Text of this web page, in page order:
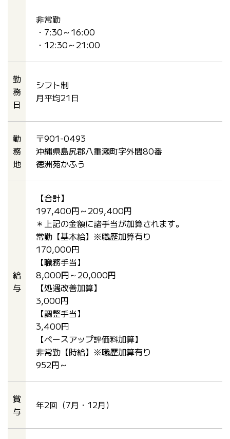
非常勤
・7:30～16:00
・12:30～21:00
勤
務
日
シフト制
月平均21日
勤
務
地
〒901-0493
沖縄県島尻郡八重瀬町字外間80番
徳洲苑かふう
給
与
【合計】
197,400円～209,400円
＊上記の金額に諸手当が加算されます。
常勤【基本給】※職歴加算有り
170,000円
【職務手当】
8,000円～20,000円
【処遇改善加算】
3,000円
【調整手当】
3,400円
【ベースアップ評価料加算】
非常勤【時給】※職歴加算有り
952円～
賞
与
年2回（7月・12月）